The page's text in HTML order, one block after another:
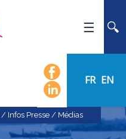
FR EN
/ Infos Presse / Médias